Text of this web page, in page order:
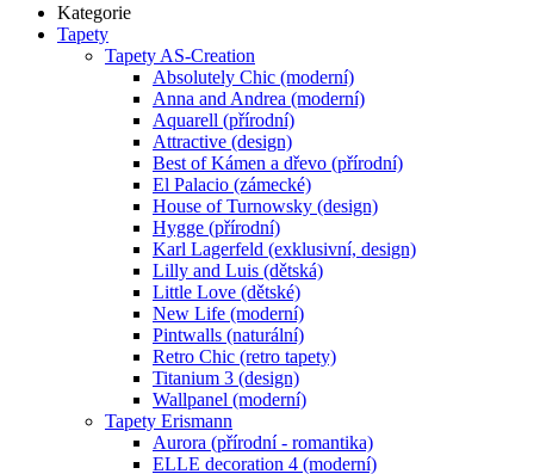
Kategorie
Tapety
Tapety AS-Creation
Absolutely Chic (moderní)
Anna and Andrea (moderní)
Aquarell (přírodní)
Attractive (design)
Best of Kámen a dřevo (přírodní)
El Palacio (zámecké)
House of Turnowsky (design)
Hygge (přírodní)
Karl Lagerfeld (exklusivní, design)
Lilly and Luis (dětská)
Little Love (dětské)
New Life (moderní)
Pintwalls (naturální)
Retro Chic (retro tapety)
Titanium 3 (design)
Wallpanel (moderní)
Tapety Erismann
Aurora (přírodní - romantika)
ELLE decoration 4 (moderní)